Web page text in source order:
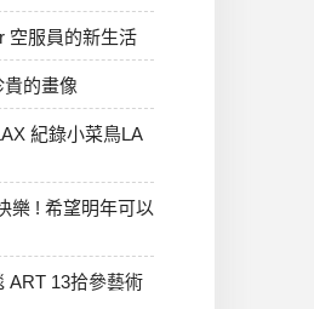
空服員的新生活
的畫像
紀錄小菜鳥LA
樂 ! 希望明年可以
ART 13拾參藝術